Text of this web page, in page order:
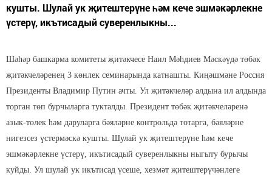
кушты. Шулай ук җитештерүне һәм кече эшмәкәрлекне
үстерү, икътисадый суверенлыкны...
Шәһәр башкарма комитеты җитәкчесе Наил Мәһдиев Мәскәүдә төбәк
җитәкчеләренең 3 көнлек семинарында катнашты. Киңәшмәне Россия
Президенты Владимир Путин ачты. Ул җитәкчеләр алдына ил алдында
торган төп бурчыларга тукталды. Президент төбәк җитәкчеләренә
азык-төлек һәм даруларга бәяләрне контрольдә тотарга, бәяләрне
нигезсез үстермәскә кушты. Шулай ук җитештерүне һәм кече
эшмәкәрлекне үстерү, икътисадый суверенлыкны ныгыту бурычы
куйды. Ул шулай ук икътисад үсеше, хезмәт җитештерүчәнлеге